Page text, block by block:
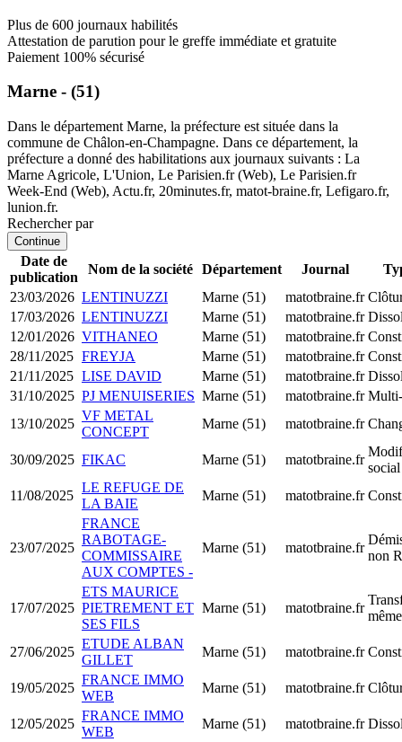
Plus de 600 journaux habilités
Attestation de parution pour le greffe immédiate et gratuite
Paiement 100% sécurisé
Marne - (51)
Dans le département Marne, la préfecture est située dans la
commune de Châlon-en-Champagne. Dans ce département, la
préfecture a donné des habilitations aux journaux suivants : La
Marne Agricole, L'Union, Le Parisien.fr (Web), Le Parisien.fr
Week-End (Web), Actu.fr, 20minutes.fr, matot-braine.fr, Lefigaro.fr,
lunion.fr.
Rechercher par
Continue
Date de
publication
Nom de la société Département Journal
23/03/2026 LENTINUZZI Marne (51) matotbraine.fr
17/03/2026 LENTINUZZI Marne (51) matotbraine.fr
12/01/2026 VITHANEO Marne (51) matotbraine.fr
28/11/2025 FREYJA Marne (51) matotbraine.fr
21/11/2025 LISE DAVID Marne (51) matotbraine.fr
31/10/2025 PJ MENUISERIES Marne (51) matotbraine.fr
13/10/2025
VF METAL
CONCEPT
Marne (51) matotbraine.fr
30/09/2025 FIKAC Marne (51) matotbraine.fr
social
11/08/2025
LE REFUGE DE
LA BAIE
Marne (51) matotbraine.fr
23/07/2025
FRANCE
RABOTAGE-
COMMISSAIRE
AUX COMPTES -
Marne (51) matotbraine.fr
non
17/07/2025
ETS MAURICE
PIETREMENT ET
SES FILS
Marne (51) matotbraine.fr
27/06/2025
ETUDE ALBAN
GILLET
Marne (51) matotbraine.fr
19/05/2025
FRANCE IMMO
WEB
Marne (51) matotbraine.fr
12/05/2025
FRANCE IMMO
WEB
Marne (51) matotbraine.fr